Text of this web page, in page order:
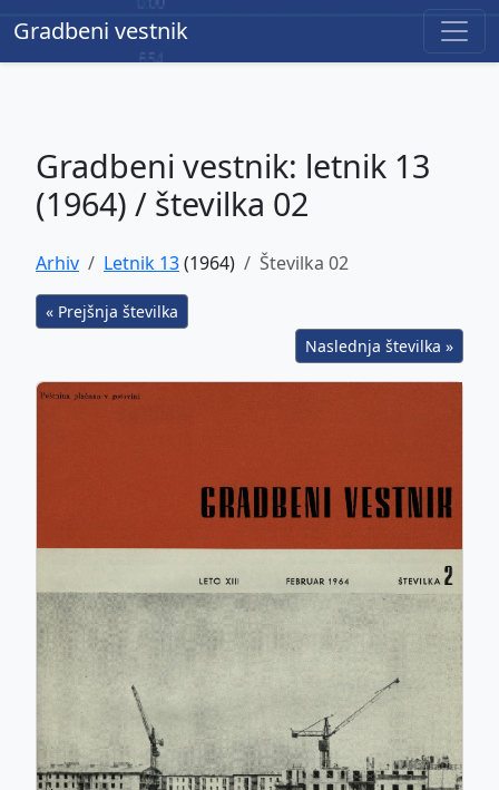
Gradbeni vestnik
Gradbeni vestnik
Gradbeni vestnik: letnik 13
(1964) / številka 02
Arhiv Letnik 13(1964) Številka 02
« Prejšnja številka
Naslednja številka »